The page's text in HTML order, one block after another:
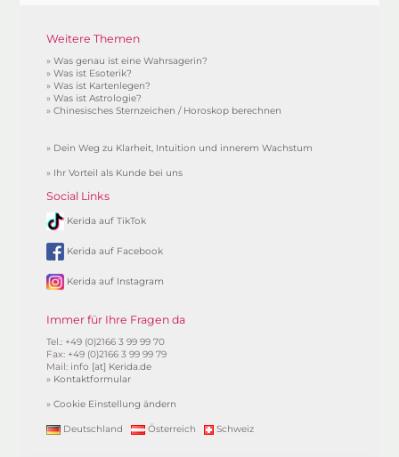
Weitere Themen
»Was genau ist eine Wahrsagerin?
»Was ist Esoterik?
»Was ist Kartenlegen?
»Was ist Astrologie?
»Chinesisches Sternzeichen / Horoskop berechnen
» Dein Weg zu Klarheit, Intuition und innerem Wachstum
» Ihr Vorteil als Kunde bei uns
Social Links
Kerida auf TikTok
Kerida auf Facebook
Kerida auf Instagram
Immer für Ihre Fragen da
Tel.: +49 (0)2166 3 99 99 70
Fax: +49 (0)2166 3 99 99 79
Mail: info [at] Kerida.de
» Kontaktformular
»Cookie Einstellung ändern
Deutschland Österreich Schweiz